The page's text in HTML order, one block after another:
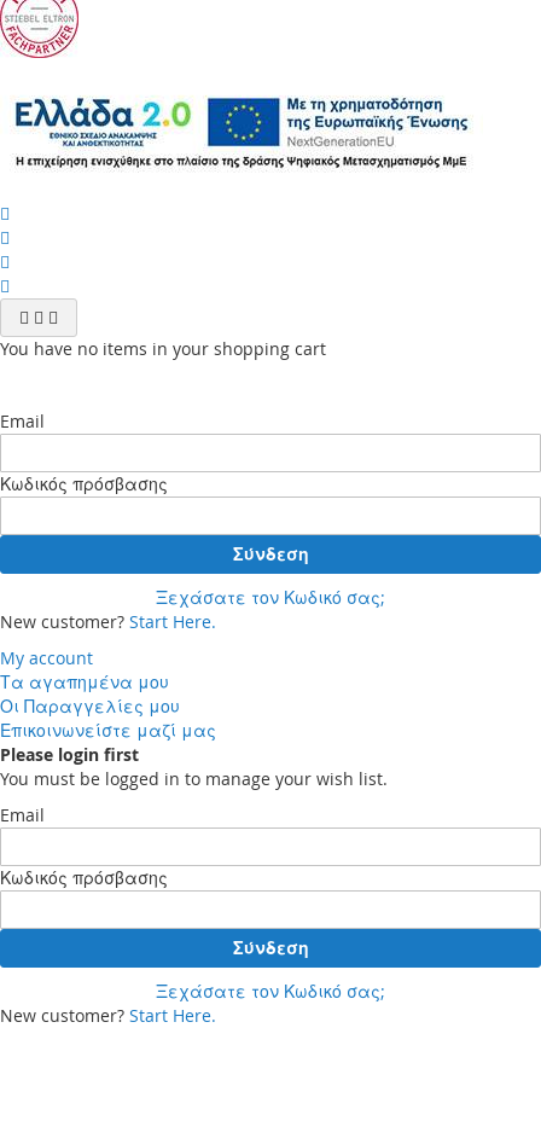
You have no items in your shopping cart
Email
Κωδικός πρόσβασης
Σύνδεση
Ξεχάσατε τον Κωδικό σας;
New customer? Start Here.
My account
Τα αγαπημένα μου
Οι Παραγγελίες μου
Επικοινωνείστε μαζί μας
Please login first
You must be logged in to manage your wish list.
Email
Κωδικός πρόσβασης
Σύνδεση
Ξεχάσατε τον Κωδικό σας;
New customer? Start Here.